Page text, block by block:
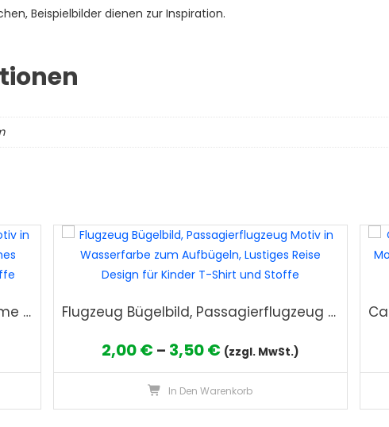
Beispielbilder dienen zur Inspiration.
Eis in Waffel Bügelbild, Süßes Eiscreme Motiv in Wasserfarbe zum Aufbügeln, Sommerliches Dessert Design für Kinder T-Shirt und Stoffe Flugzeug Bügelbild, Passagierflugzeug Motiv in Wasserfarbe zum Aufbügeln, Lustiges Reise Design für Kinder T-Shirt und Stoffe
2,00€ – 3,50€Preisspanne:
2,00 €
bis
(zzgl. MwSt.)
In Den Warenkorb